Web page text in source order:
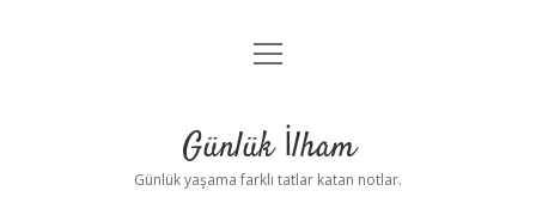
Anasayfa
Yasal Uyarı
menüyü
Günlük İlham
Günlük yaşama farklı tatlar katan notlar.